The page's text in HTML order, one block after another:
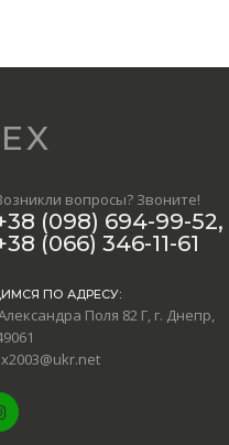
вопросы? Звоните!
(098) 694-99-52,
(066) 346-11-61
ПО АДРЕСУ:
Поля 82 Г, г. Днепр,